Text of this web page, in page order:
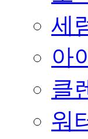
세
아
클
워